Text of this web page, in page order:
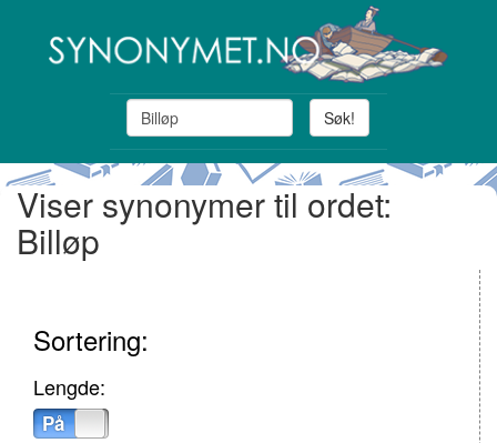
Søk!
Viser synonymer til ordet:
Billøp
Sortering:
Lengde:
På